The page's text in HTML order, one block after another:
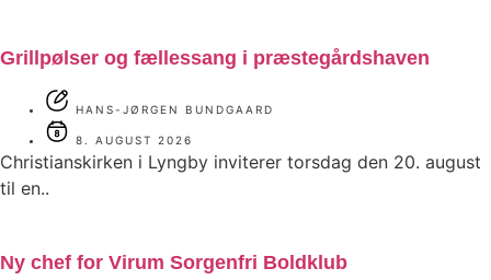
Grillpølser og fællessang i præstegårdshaven
HANS-JØRGEN BUNDGAARD
8. AUGUST 2026
Christianskirken i Lyngby inviterer torsdag den 20. august
til en..
Ny chef for Virum Sorgenfri Boldklub